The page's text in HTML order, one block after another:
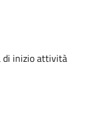
di inizio attività